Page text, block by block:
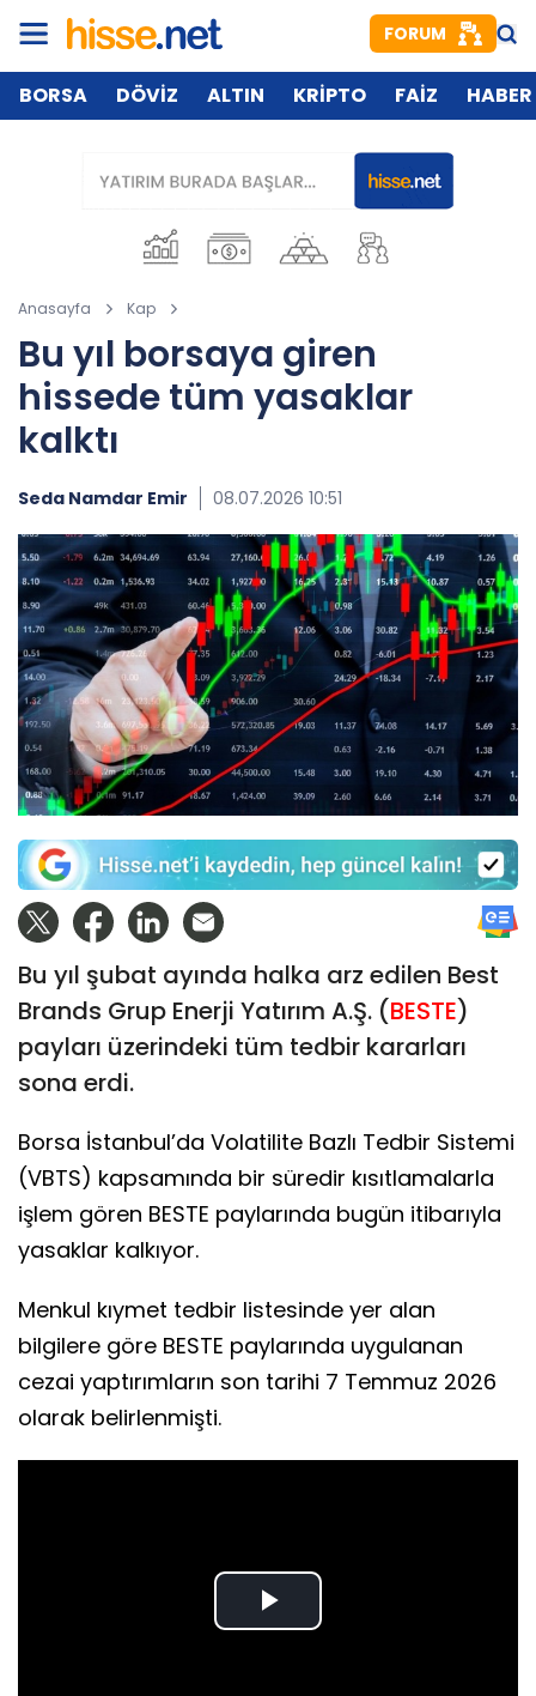
FORUM
BORSA DÖVİZ ALTIN KRİPTO FAİZ HABER
Anasayfa Kap
Bu yıl borsaya giren
hissede tüm yasaklar
kalktı
Seda Namdar Emir 08.07.2026 10:51
Bu yıl şubat ayında halka arz edilen Best
Brands Grup Enerji Yatırım A.Ş. (BESTE)
payları üzerindeki tüm tedbir kararları
sona erdi.
Borsa İstanbul’da Volatilite Bazlı Tedbir Sistemi
(VBTS) kapsamında bir süredir kısıtlamalarla
işlem gören BESTE paylarında bugün itibarıyla
yasaklar kalkıyor.
Menkul kıymet tedbir listesinde yer alan
bilgilere göre BESTE paylarında uygulanan
cezai yaptırımların son tarihi 7 Temmuz 2026
olarak belirlenmişti.
Play